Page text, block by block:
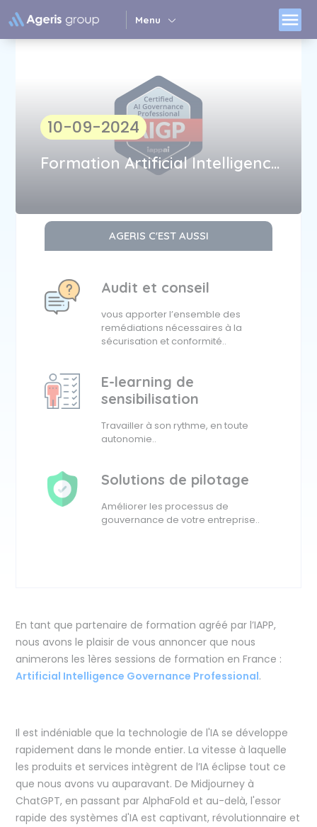
Menu menu
10-09-2024
Formation Artificial Intelligence Governance Professional
AGERIS C'EST AUSSI
Audit et conseil
vous apporter l’ensemble des
remédiations nécessaires à la
sécurisation et conformité..
E-learning de
sensibilisation
Travailler à son rythme, en toute
autonomie..
Solutions de pilotage
Améliorer les processus de
gouvernance de votre entreprise..
En tant que partenaire de formation agréé par l’IAPP,
nous avons le plaisir de vous annoncer que nous
animerons les 1ères sessions de formation en France :
Artificial Intelligence Governance Professional.
Il est indéniable que la technologie de l'IA se développe
rapidement dans le monde entier. La vitesse à laquelle
les produits et services intègrent de l’IA éclipse tout ce
que nous avons vu auparavant. De Midjourney à
ChatGPT, en passant par AlphaFold et au-delà, l'essor
rapide des systèmes d'IA est captivant, révolutionnaire et
Panneau de gestion des cookies